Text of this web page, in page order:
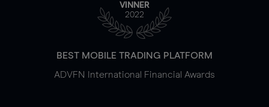
VINNER
2022
BEST MOBILE TRADING PLATFORM
ADVFN International Financial Awards